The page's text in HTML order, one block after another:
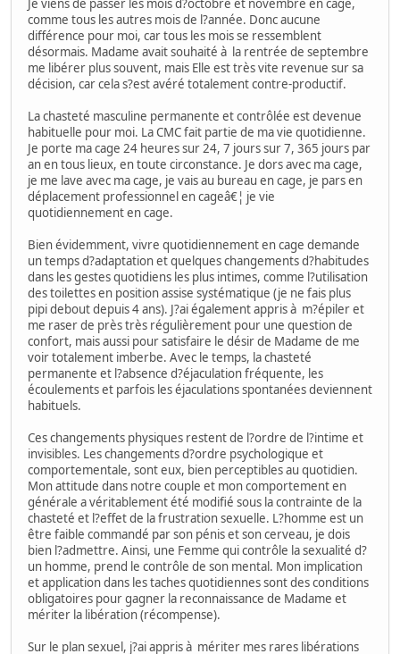
Je viens de passer les mois d?octobre et novembre en cage,
comme tous les autres mois de l?année. Donc aucune
différence pour moi, car tous les mois se ressemblent
désormais. Madame avait souhaité à la rentrée de septembre
me libérer plus souvent, mais Elle est très vite revenue sur sa
décision, car cela s?est avéré totalement contre-productif.
La chasteté masculine permanente et contrôlée est devenue
habituelle pour moi. La CMC fait partie de ma vie quotidienne.
Je porte ma cage 24 heures sur 24, 7 jours sur 7, 365 jours par
an en tous lieux, en toute circonstance. Je dors avec ma cage,
je me lave avec ma cage, je vais au bureau en cage, je pars en
déplacement professionnel en cageâ€¦ je vie
quotidiennement en cage.
Bien évidemment, vivre quotidiennement en cage demande
un temps d?adaptation et quelques changements d?habitudes
dans les gestes quotidiens les plus intimes, comme l?utilisation
des toilettes en position assise systématique (je ne fais plus
pipi debout depuis 4 ans). J?ai également appris à m?épiler et
me raser de près très régulièrement pour une question de
confort, mais aussi pour satisfaire le désir de Madame de me
voir totalement imberbe. Avec le temps, la chasteté
permanente et l?absence d?éjaculation fréquente, les
écoulements et parfois les éjaculations spontanées deviennent
habituels.
Ces changements physiques restent de l?ordre de l?intime et
invisibles. Les changements d?ordre psychologique et
comportementale, sont eux, bien perceptibles au quotidien.
Mon attitude dans notre couple et mon comportement en
générale a véritablement été modifié sous la contrainte de la
chasteté et l?effet de la frustration sexuelle. L?homme est un
être faible commandé par son pénis et son cerveau, je dois
bien l?admettre. Ainsi, une Femme qui contrôle la sexualité d?
un homme, prend le contrôle de son mental. Mon implication
et application dans les taches quotidiennes sont des conditions
obligatoires pour gagner la reconnaissance de Madame et
mériter la libération (récompense).
Sur le plan sexuel, j?ai appris à mériter mes rares libérations